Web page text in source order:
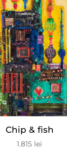
Chip & fish
1.815 lei